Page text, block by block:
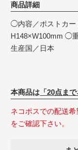
商品詳細
◯内容／ポストカー
H148×W100mm ◯
生産国／日本
本商品は 「20点ま
ネコポスでの配送
をご確認下さい。